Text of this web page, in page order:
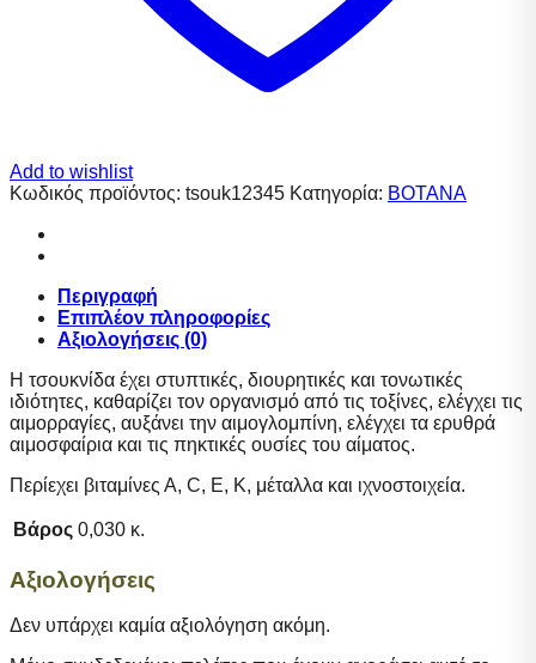
Add to wishlist
Κωδικός προϊόντος: tsouk12345 Κατηγορία: ΒΟΤΑΝΑ
Περιγραφή
Επιπλέον πληροφορίες
Αξιολογήσεις (0)
Η τσουκνίδα έχει στυπτικές, διουρητικές και τονωτικές
ιδιότητες, καθαρίζει τον οργανισμό από τις τοξίνες, ελέγχει τις
αιμορραγίες, αυξάνει την αιμογλομπίνη, ελέγχει τα ερυθρά
αιμοσφαίρια και τις πηκτικές ουσίες του αίματος.
Περίεχει βιταμίνες Α, C, E, K, μέταλλα και ιχνοστοιχεία.
Βάρος 0,030 κ.
Αξιολογήσεις
Δεν υπάρχει καμία αξιολόγηση ακόμη.